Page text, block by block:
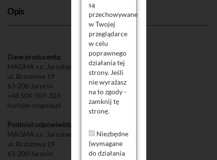
Opis
Dane producenta:
MAGMA s.c. Jarosław i Mateusz Typańscy
ul. Brzozowa 19
63-200 Jarocin
+48 504-107-303
hurt@e-magma.pl
Podmiot odpowiedzialny w UE:
MAGMA s.c. Jarosław i Mateusz Typańscy
ul. Brzozowa 19
63-200 Jarocin
są
przechowywane
w Twojej
przeglądarce
w celu
poprawnego
działania tej
strony. Jeśli
nie wyrażasz
na to zgody -
zamknij tę
stronę.
Niezbędne
(wymagane
do działania